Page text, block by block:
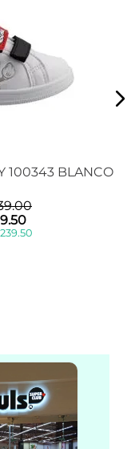
100343 BLANCO
.00
.50
239.50